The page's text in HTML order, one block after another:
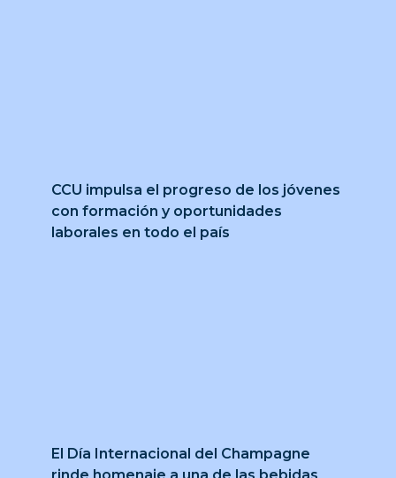
CCU impulsa el progreso de los jóvenes
con formación y oportunidades
laborales en todo el país
El Día Internacional del Champagne